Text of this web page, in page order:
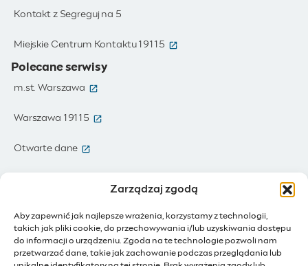
Zarządzaj zgodą
Aby zapewnić jak najlepsze wrażenia, korzystamy z technologii,
takich jak pliki cookie, do przechowywania i/lub uzyskiwania dostępu
do informacji o urządzeniu. Zgoda na te technologie pozwoli nam
przetwarzać dane, takie jak zachowanie podczas przeglądania lub
Kontakt z Segreguj na 5
Miejskie Centrum Kontaktu 19115 (otwiera się w nowym oknie)
Polecane serwisy
m.st. Warszawa (otwiera się w nowym oknie)
Warszawa 19115 (otwiera się w nowym oknie)
Otwarte dane
IoT - Internet rzeczy (otwiera się w nowym oknie)